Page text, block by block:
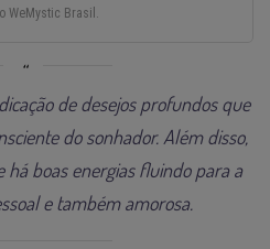
WeMystic Brasil.
de desejos profundos que
do sonhador. Além disso,
boas energias fluindo para a
e também amorosa.